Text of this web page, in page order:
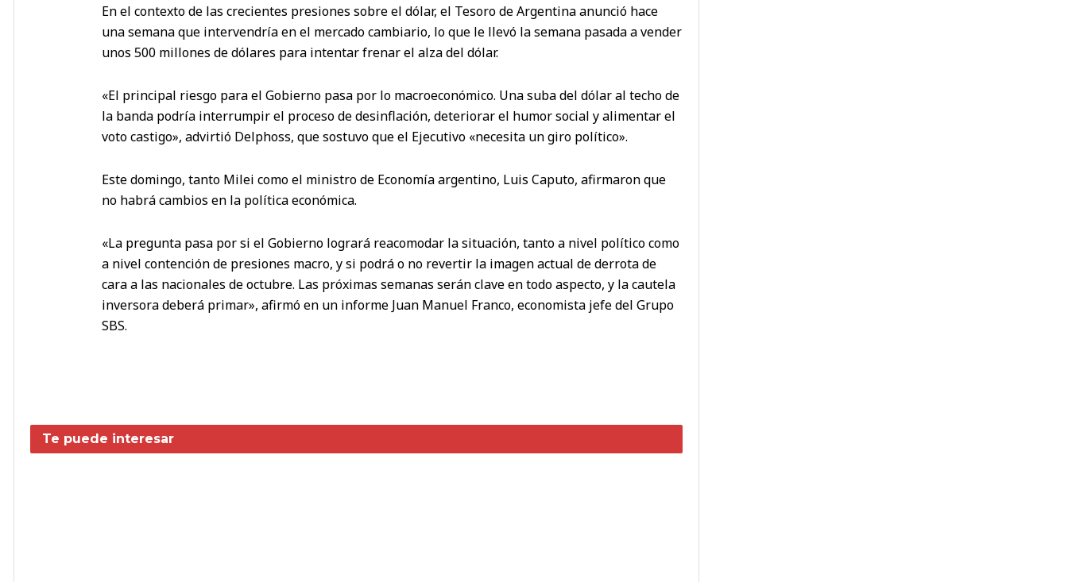
En el contexto de las crecientes presiones sobre el dólar, el Tesoro de Argentina anunció hace
una semana que intervendría en el mercado cambiario, lo que le llevó la semana pasada a vender
unos 500 millones de dólares para intentar frenar el alza del dólar.
«El principal riesgo para el Gobierno pasa por lo macroeconómico. Una suba del dólar al techo de
la banda podría interrumpir el proceso de desinflación, deteriorar el humor social y alimentar el
voto castigo», advirtió Delphoss, que sostuvo que el Ejecutivo «necesita un giro político».
Este domingo, tanto Milei como el ministro de Economía argentino, Luis Caputo, afirmaron que
no habrá cambios en la política económica.
«La pregunta pasa por si el Gobierno logrará reacomodar la situación, tanto a nivel político como
a nivel contención de presiones macro, y si podrá o no revertir la imagen actual de derrota de
cara a las nacionales de octubre. Las próximas semanas serán clave en todo aspecto, y la cautela
inversora deberá primar», afirmó en un informe Juan Manuel Franco, economista jefe del Grupo
SBS.
Te puede interesar